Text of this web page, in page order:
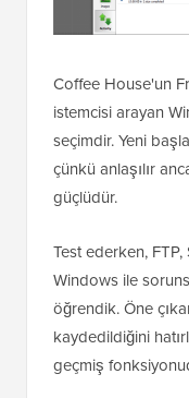
Coffee House'un
istemcisi arayan
seçimdir. Yeni
çünkü anlaşılır
güçlüdür.
Test ederken,
Windows ile
öğrendik. Öne
kaydedildiğini
geçmiş